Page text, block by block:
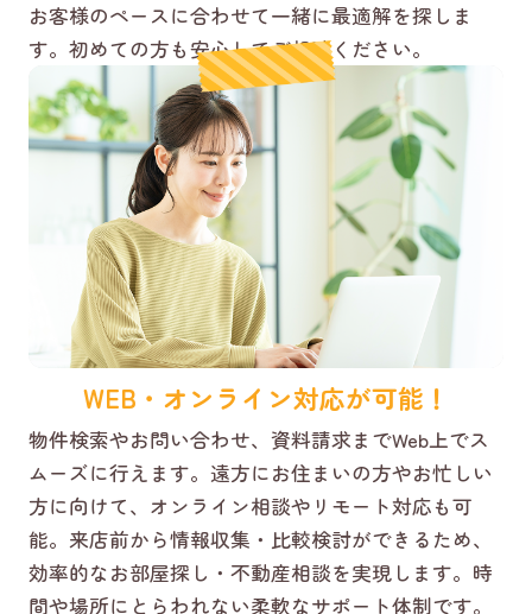
お客様のペースに合わせて一緒に最適解を探しま
す。初めての方も安心してご相談ください。
WEB・オンライン対応が可能！
物件検索やお問い合わせ、資料請求までWeb上でス
ムーズに行えます。遠方にお住まいの方やお忙しい
方に向けて、オンライン相談やリモート対応も可
能。来店前から情報収集・比較検討ができるため、
効率的なお部屋探し・不動産相談を実現します。時
間や場所にとらわれない柔軟なサポート体制です。